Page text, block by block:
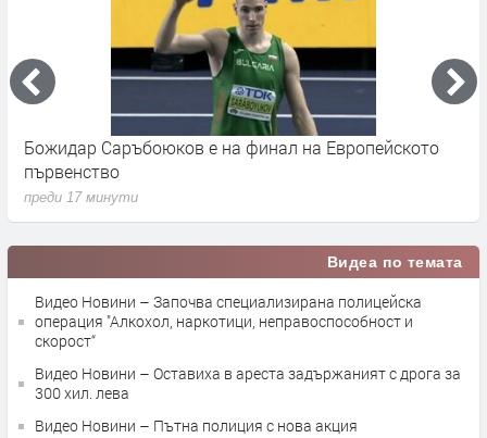
Пожар избухна в нерегламентираното сметище край
„Ерозия“
преди 2 часа
Видеа по темата
Видео Новини – Започва специализирана полицейска
операция "Алкохол, наркотици, неправоспособност и
скорост“
Видео Новини – Оставиха в ареста задържаният с дрога за
300 хил. лева
Видео Новини – Пътна полиция с нова акция